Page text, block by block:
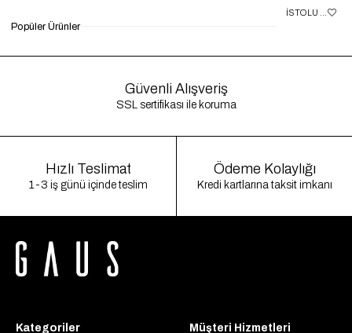
₺399,90
₺899,90
Güvenli Alışveriş
SSL sertifikası ile koruma
Hızlı Teslimat
1-3 iş günü içinde teslim
Ödeme Kolaylığı
Kredi kartlarına taksit imkanı
Kategoriler Müşteri Hizmetleri
Popüler Ürünler